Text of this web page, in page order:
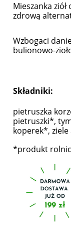
Mieszanka
zdrową
Wzbogaci
bulionowo-
Składniki:
pietruszka
pietruszki*,
koperek*,
*produkt